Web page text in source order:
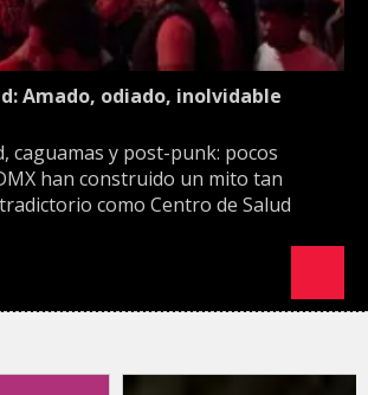
Amado, odiado, inolvidable
caguamas y post-punk: pocos
han construido un mito tan
como Centro de Salud